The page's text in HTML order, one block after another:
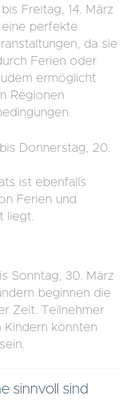
Freitag, 14. März
perfekte
da sie
Ferien oder
ermöglicht
Regionen
Donnerstag, 20.
ist ebenfalls
Ferien und
liegt.
Sonntag, 30. März
beginnen die
Zeit. Teilnehmer
Kindern könnten
sinnvoll sind